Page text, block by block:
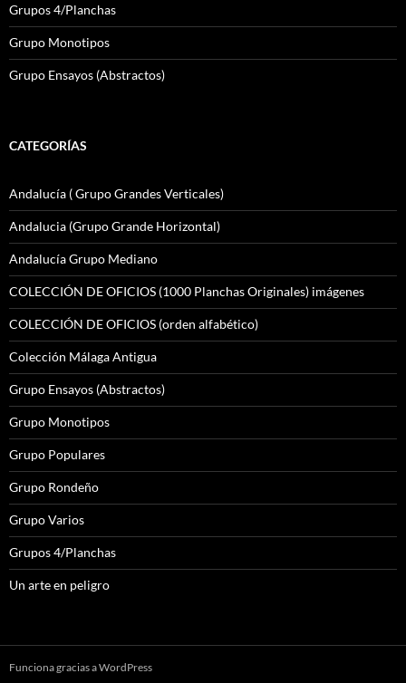
Grupos 4/Planchas
Grupo Monotipos
Grupo Ensayos (Abstractos)
CATEGORÍAS
Andalucía ( Grupo Grandes Verticales)
Andalucia (Grupo Grande Horizontal)
Andalucía Grupo Mediano
COLECCIÓN DE OFICIOS (1000 Planchas Originales) imágenes
COLECCIÓN DE OFICIOS (orden alfabético)
Colección Málaga Antigua
Grupo Ensayos (Abstractos)
Grupo Monotipos
Grupo Populares
Grupo Rondeño
Grupo Varios
Grupos 4/Planchas
Un arte en peligro
Funciona gracias a WordPress